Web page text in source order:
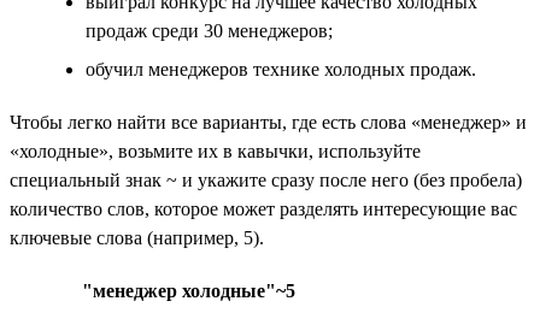
продаж среди 30 менеджеров;
обучил менеджеров технике холодных продаж.
Чтобы легко найти все варианты, где есть слова «менеджер» и
«холодные», возьмите их в кавычки, используйте
специальный знак ~ и укажите сразу после него (без пробела)
количество слов, которое может разделять интересующие вас
ключевые слова (например, 5).
"менеджер холодные"~5